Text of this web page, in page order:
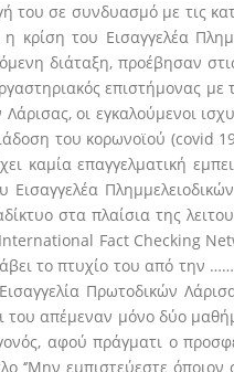
σε συνδυασμό με τις
κρίση του Εισαγγελέα
διάταξη, προέβησαν
επιστήμονας
οι εγκαλούμενοι
του κορωνοϊού (covid
καμία επαγγελματική
Εισαγγελέα
στα πλαίσια της
Fact Checking
το πτυχίο του από την
Πρωτοδικών
απέμεναν μόνο δύο
αφού πράγματι ο
‘’Μην εμπιστεύεστε